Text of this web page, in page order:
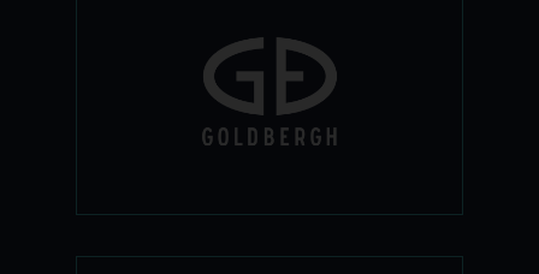
ביגוד סקי לקז'רי לנשים שאוהבות לדפוק לוק
של מיליון דולר. עם בדים איכותיים, סטרציים
וגזרות סופר מחמיאות- את תיראי הכי טוב
בזמן שאת עושה את מה שאת הכי אוהבת.